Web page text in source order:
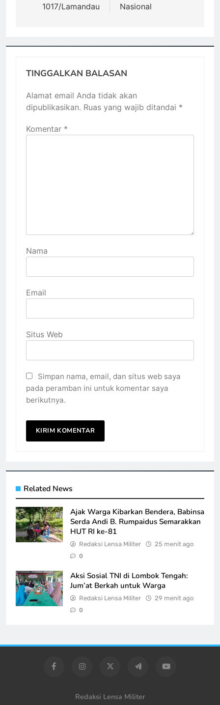
1017/Lamandau
Nasional
TINGGALKAN BALASAN
Alamat email Anda tidak akan
dipublikasikan. Ruas yang wajib ditandai *
Komentar *
Nama
Email
Situs Web
Simpan nama, email, dan situs web saya
pada peramban ini untuk komentar saya
berikutnya.
Related News
Ajak Warga Kibarkan Bendera, Babinsa
Serda Andi B. Rumpaidus Semarakkan
HUT RI ke-81
Redaksi Lensa Militer 25 menit ago
0
Aksi Sosial TNI di Lombok Tengah:
Jum’at Berkah untuk Warga
Redaksi Lensa Militer 29 menit ago
0
Redaksi Lensa Militer